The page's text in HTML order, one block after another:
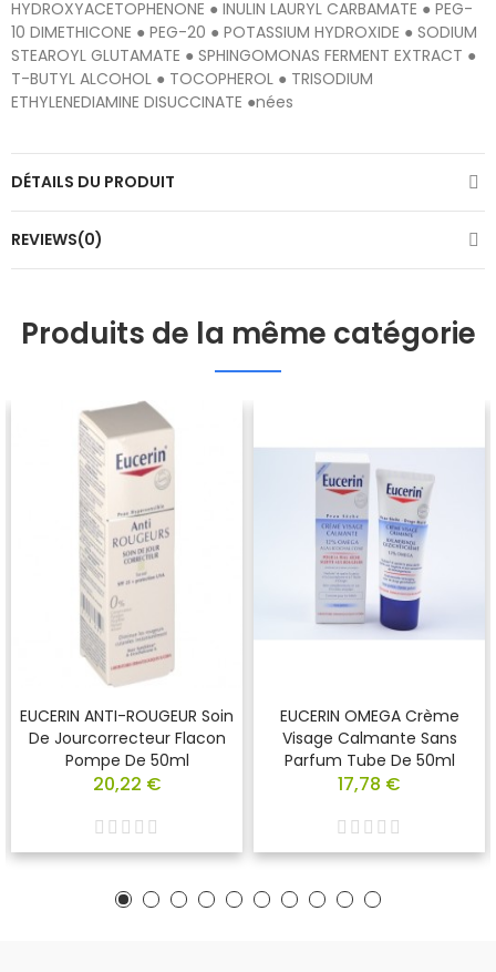
HYDROXYACETOPHENONE ● INULIN LAURYL CARBAMATE ● PEG-
10 DIMETHICONE ● PEG-20 ● POTASSIUM HYDROXIDE ● SODIUM
STEAROYL GLUTAMATE ● SPHINGOMONAS FERMENT EXTRACT ●
T-BUTYL ALCOHOL ● TOCOPHEROL ● TRISODIUM
ETHYLENEDIAMINE DISUCCINATE ●nées
DÉTAILS DU PRODUIT
REVIEWS(0)
Produits de la même catégorie
EUCERIN ANTI-ROUGEUR Soin
De Jourcorrecteur Flacon
Pompe De 50ml
20,22 €
EUCERIN OMEGA Crème
Visage Calmante Sans
Parfum Tube De 50ml
17,78 €